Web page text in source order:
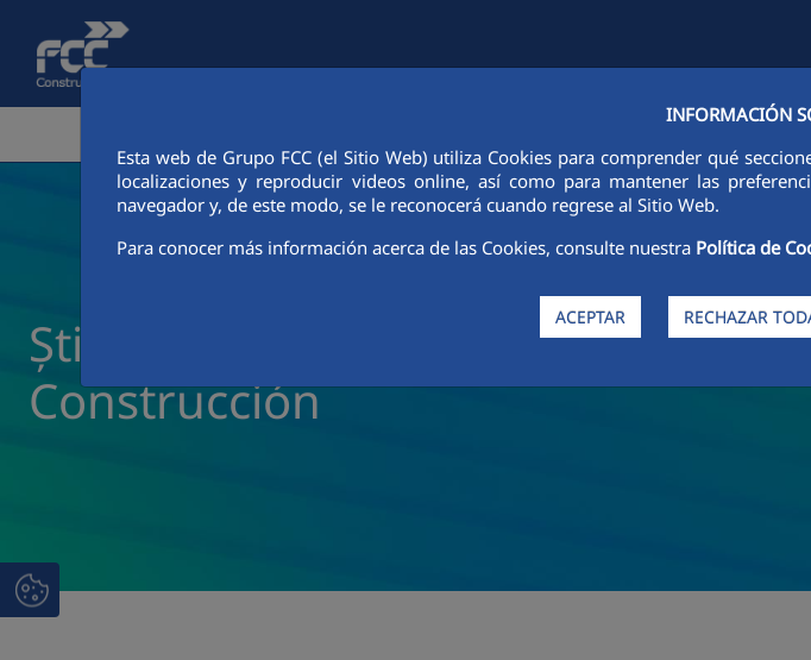
Skip to Main Content
INFORMACIÓN
Esta web de Grupo FCC (el Sitio Web) utiliza Cookies para comprender qué
localizaciones y reproducir videos online, así como para mantener las
navegador y, de este modo, se le reconocerá cuando regrese al Sitio Web.
Para conocer más información acerca de las Cookies, consulte nuestra Política de
ACEPTAR RECHAZAR
Știri și actualități FCC
Construcción